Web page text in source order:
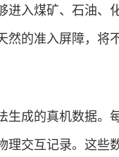
进入煤矿、石油、
然的准入屏障，将
生成的真机数据。
理交互记录。这些